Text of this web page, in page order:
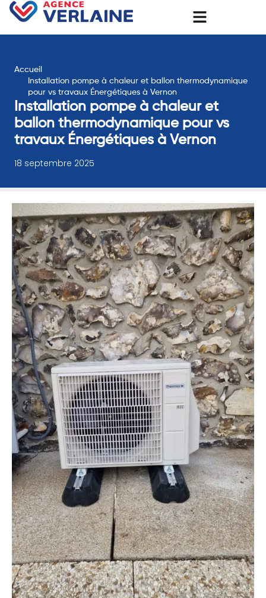
Accueil
Installation pompe à chaleur et ballon thermodynamique
pour vs travaux Énergétiques à Vernon
Installation pompe à chaleur et
ballon thermodynamique pour vs
travaux Énergétiques à Vernon
18 septembre 2025